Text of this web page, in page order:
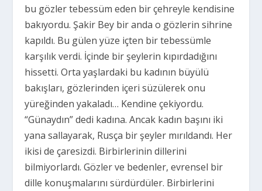
bu gözler tebessüm eden bir çehreyle kendisine
bakıyordu. Şakir Bey bir anda o gözlerin sihrine
kapıldı. Bu gülen yüze içten bir tebessümle
karşılık verdi. İçinde bir şeylerin kıpırdadığını
hissetti. Orta yaşlardaki bu kadının büyülü
bakışları, gözlerinden içeri süzülerek onu
yüreğinden yakaladı… Kendine çekiyordu.
“Günaydın” dedi kadına. Ancak kadın başını iki
yana sallayarak, Rusça bir şeyler mırıldandı. Her
ikisi de çaresizdi. Birbirlerinin dillerini
bilmiyorlardı. Gözler ve bedenler, evrensel bir
dille konuşmalarını sürdürdüler. Birbirlerini